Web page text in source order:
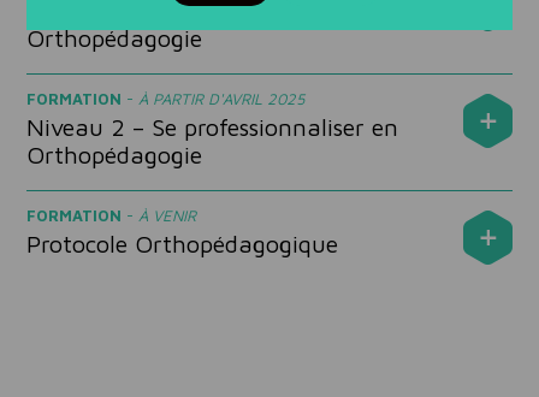
Niveau 1 – Devenir Praticien en
Orthopédagogie
FORMATION - À PARTIR D'AVRIL 2025
Niveau 2 – Se professionnaliser en
Orthopédagogie
FORMATION - À VENIR
Protocole Orthopédagogique